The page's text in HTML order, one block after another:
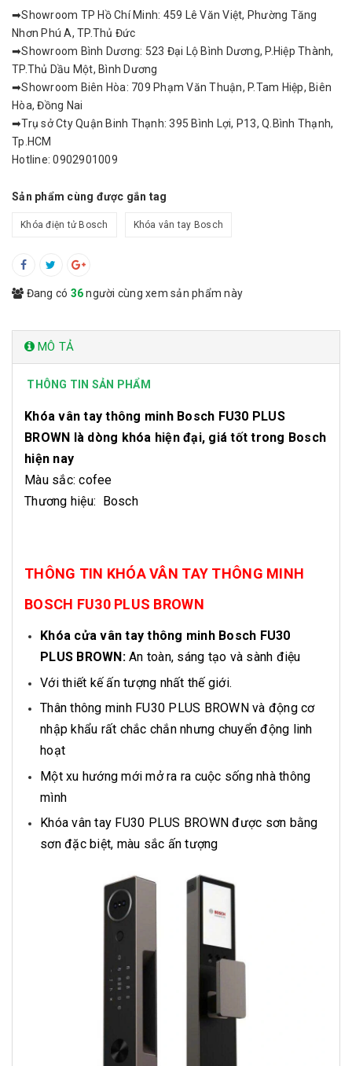
➡Showroom TP Hồ Chí Minh: 459 Lê Văn Việt, Phường Tăng
Nhơn Phú A, TP.Thủ Đức
➡Showroom Bình Dương: 523 Đại Lộ Bình Dương, P.Hiệp Thành,
TP.Thủ Dầu Một, Bình Dương
➡Showroom Biên Hòa: 709 Phạm Văn Thuận, P.Tam Hiệp, Biên
Hòa, Đồng Nai
➡Trụ sở Cty Quận Binh Thạnh: 395 Bình Lợi, P13, Q.Bình Thạnh,
Tp.HCM
Hotline: 0902901009
Sản phẩm cùng được gắn tag
Khóa điện tử Bosch Khóa vân tay Bosch
Đang có 36người cùng xem sản phẩm này
MÔ TẢ
THÔNG TIN SẢN PHẨM
Khóa vân tay thông minh Bosch FU30 PLUS
BROWN là dòng khóa hiện đại, giá tốt trong Bosch
hiện nay
Màu sắc: cofee
Thương hiệu: Bosch
THÔNG TIN KHÓA VÂN TAY THÔNG MINH
BOSCH FU30 PLUS BROWN
Khóa cửa vân tay thông minh Bosch FU30
PLUS BROWN: An toàn, sáng tạo và sành điệu
Với thiết kế ấn tượng nhất thế giới.
Thân thông minh FU30 PLUS BROWN và động cơ
nhập khẩu rất chắc chắn nhưng chuyển động linh
hoạt
Một xu hướng mới mở ra ra cuộc sống nhà thông
mình
Khóa vân tay FU30 PLUS BROWN được sơn bằng
sơn đặc biệt, màu sắc ấn tượng